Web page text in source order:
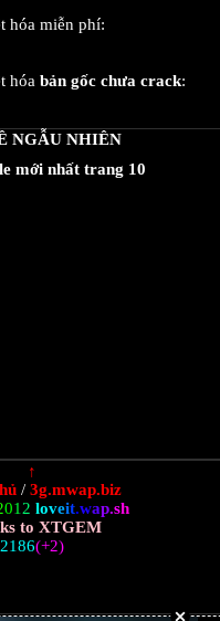
hóa miễn phí:
hóa bản gốc chưa crack:
NGẪU NHIÊN
mới nhất trang 10
↑
/ 3g.mwap.biz
01 2 loveit.wap.sh
to XTGEM
2186(+2)